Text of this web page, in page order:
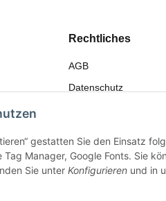
Rechtliches
AGB
Datenschutz
Impressum
gestatten Sie den Einsatz
Tag Manager, Google Fonts. Sie
Sie unter Konfigurieren und in